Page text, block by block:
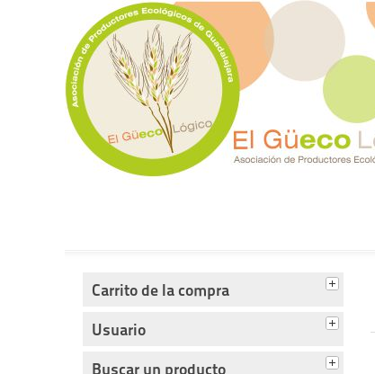
Carrito de la compra
Usuario
Buscar un producto